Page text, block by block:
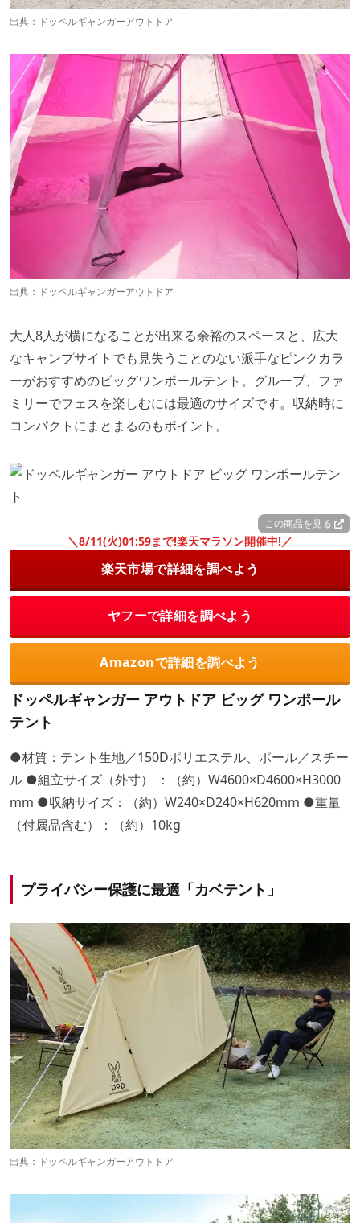
出典： ドッペルギャンガーアウトドア
出典： ドッペルギャンガーアウトドア
大人8人が横になることが出来る余裕のスペースと、広大
なキャンプサイトでも見失うことのない派手なピンクカラ
ーがおすすめのビッグワンポールテント。グループ、ファ
ミリーでフェスを楽しむには最適のサイズです。収納時に
コンパクトにまとまるのもポイント。
この商品を見る
＼8/11(火)01:59まで!楽天マラソン開催中!／
楽天市場で詳細を調べよう
ヤフーで詳細を調べよう
Amazonで詳細を調べよう
ドッペルギャンガー アウトドア ビッグ ワンポール
テント
●材質：テント生地／150Dポリエステル、ポール／スチー
ル ●組立サイズ（外寸） ：（約）W4600×D4600×H3000
mm ●収納サイズ：（約）W240×D240×H620mm ●重量
（付属品含む）：（約）10kg
プライバシー保護に最適「カベテント」
出典： ドッペルギャンガーアウトドア